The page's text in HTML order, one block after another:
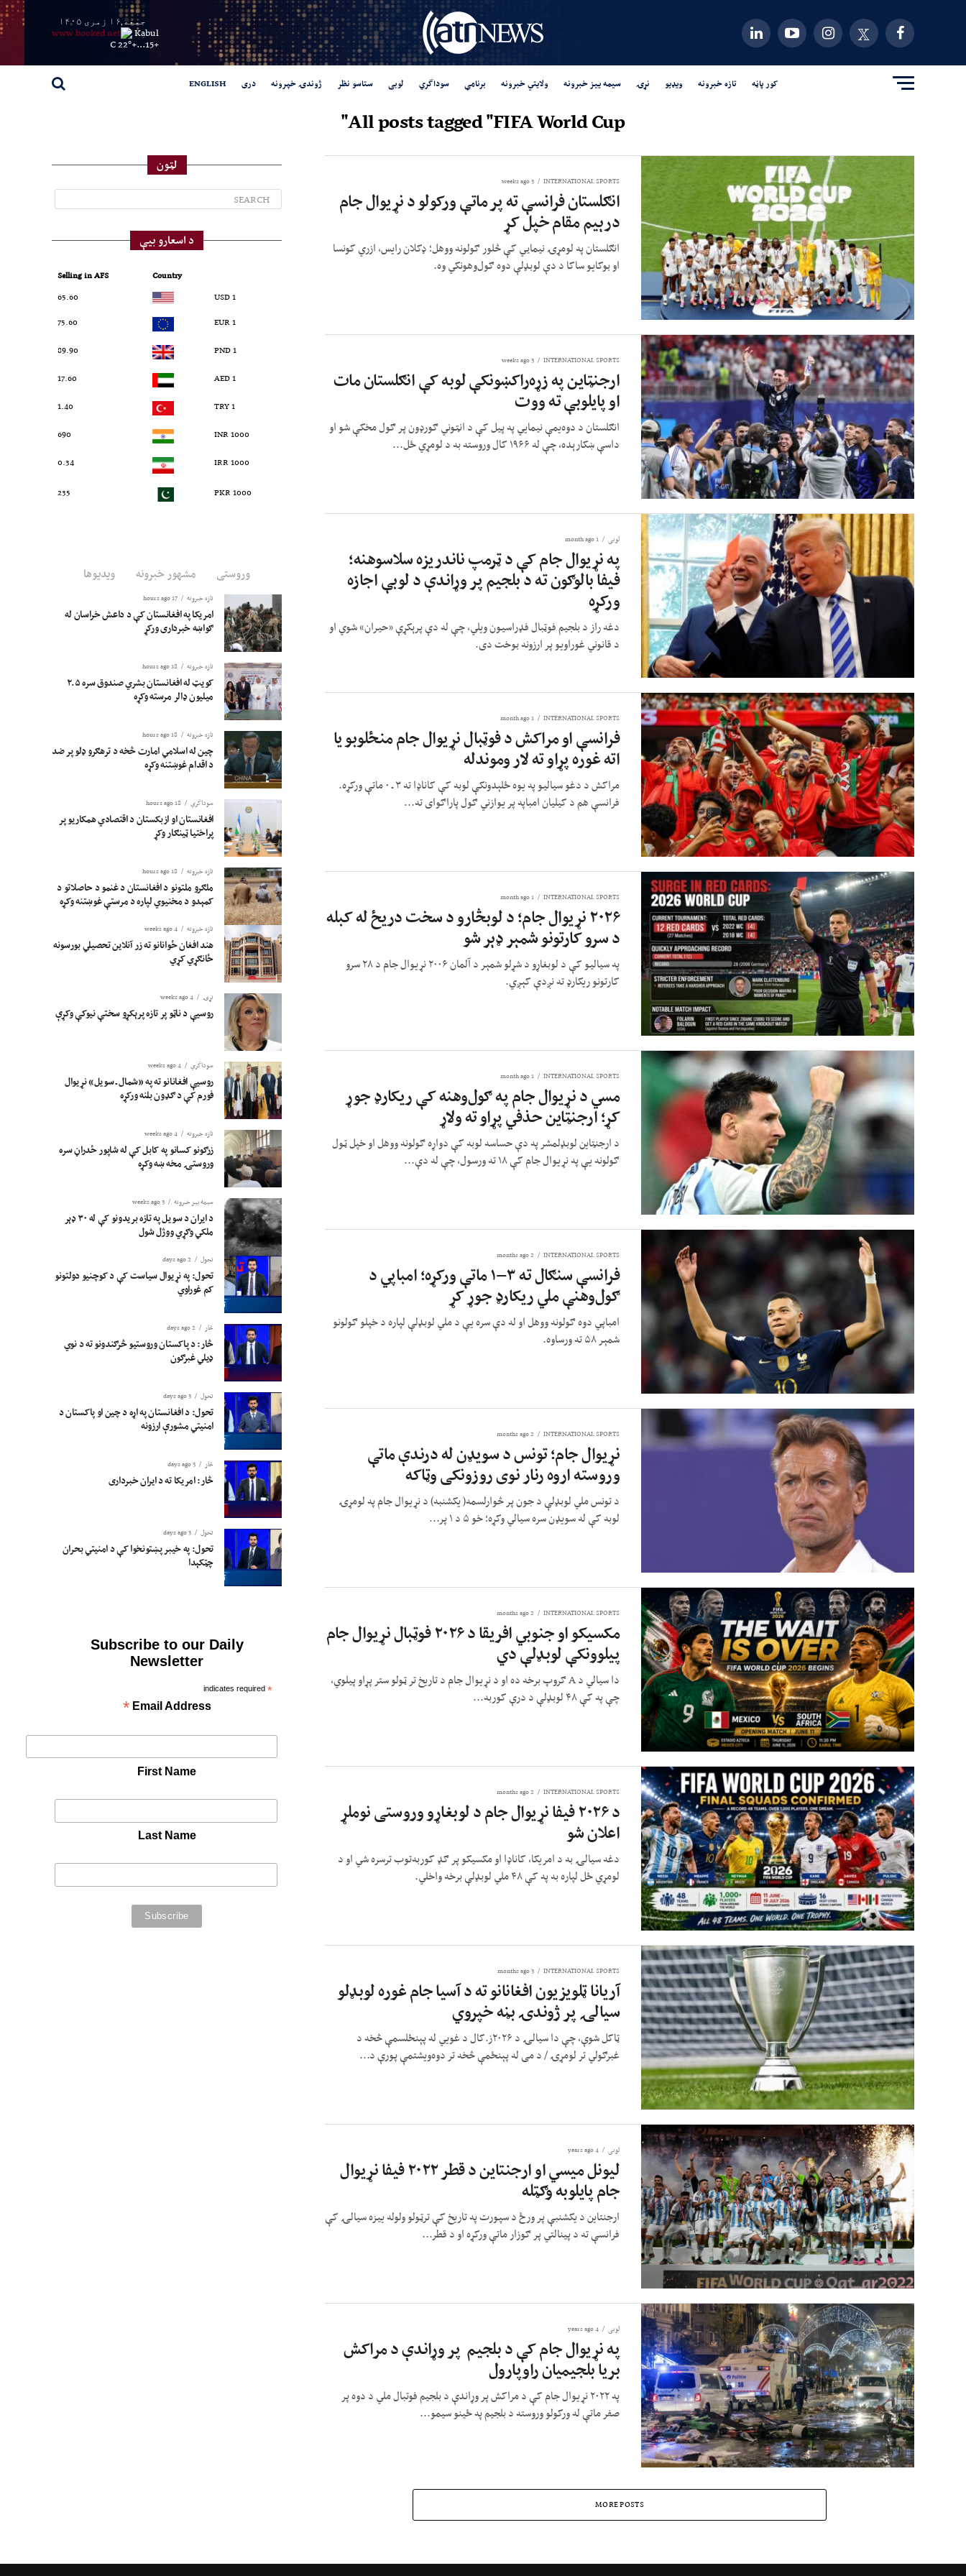
جمعه,۱۶ زمری ۱۴۰۵
Kabul
+
15...
+
22° C
کور پاڼه تازه خبرونه ویډیو نړۍ سیمه ییز خبرونه ولایتي خبرونه برنامې سوداگري لوبی ستاسو نظر ژوندۍ خپرونه دری ENGLISH
All posts tagged "FIFA World Cup"
INTERNATIONAL SPORTS
3 weeks ago
انګلستان فرانسې ته پر ماتې ورکولو د نړیوال جام
درېیم مقام خپل کړ
انګلستان په لومړۍ نیمايي کې څلور ګولونه ووهل؛ ډکلان رایس، ازري کونسا
او بوکایو ساکا د دې لوبډلې دوه ګول‌وهونکي وه.
INTERNATIONAL SPORTS
3 weeks ago
ارجنټاین په زړه‌راکښونکې لوبه کې انګلستان مات
او پایلوبې ته ووت
انګلستان د دوه‌یمې نیمایي په پیل کې د انټوني ګورډون پر ګول مخکې شو او
داسې ښکارېده، چې له ۱۹۶۶ کال وروسته به د لومړي ځل...
لوبی 1 month ago
په نړیوال جام کې د ټرمپ ناندریزه سلاسوهنه؛
فیفا بالوګون ته د بلجیم پر وړاندې د لوبې اجازه
ورکړه
دغه راز د بلجیم فوټبال فډراسیون ویلي، چې له دې پرېکړې «حیران» شوي او
د قانوني غوراویو پر ارزونه بوخت دی.
INTERNATIONAL SPORTS
1 month ago
فرانسې او مراکش د فوټبال نړیوال جام منځلوبو یا
اته غوره پړاو ته لار وموندله
مراکش د دغو سیالیو په یوه ځلېدونکې لوبه کې کاناډا ته ۳ ـ ۰ ماتې ورکړه.
فرانسې هم د کیلیان امباپه پر یوازني ګول پاراګوای ته...
INTERNATIONAL SPORTS
1 month ago
۲۰۲۶ نړیوال جام؛ د لوبڅارو د سخت دریځ له کبله
د سرو کارتونو شمېر ډېر شو
په سیالیو کې د لوبغاړو د شړلو شمېر د آلمان ۲۰۰۶ نړیوال جام د ۲۸ سرو
کارتونو ریکارډ ته نږدې کېږي.
INTERNATIONAL SPORTS
1 month ago
مسي د نړیوال جام په ګول‌وهنه کې ریکارډ جوړ
کړ؛ ارجنټاین حذفي پړاو ته ولاړ
د ارجنټاین لوبډلمشر په دې حساسه لوبه کې دواړه ګولونه ووهل او خپل ټول
ګولونه یې په نړیوال جام کې ۱۸ ته ورسول، چې له دې...
INTERNATIONAL SPORTS
2 months ago
فرانسې سنګال ته ۳–۱ ماتې ورکړه؛ امباپي د
ګول‌وهنې ملي ریکارډ جوړ کړ
امباپي دوه ګولونه ووهل او له دې سره یې د ملي لوبډلې لپاره د خپلو ګولونو
شمېر ۵۸ ته ورساوه.
INTERNATIONAL SPORTS
2 months ago
نړیوال جام؛ تونس د سویډن له درندې ماتې
وروسته اروه رنار نوی روزونکی وټاکه
د تونس ملي لوبډلې د جون پر څوارلسمه( یکشنبه) د نړیوال جام په لومړۍ
لوبه کې له سویډن سره سیالي وکړه؛ خو ۵ د ۱ پر...
INTERNATIONAL SPORTS
2 months ago
مکسیکو او جنوبي افریقا د ۲۰۲۶ فوټبال نړیوال جام
پیلوونکې لوبډلې دي
دا سیالي د A ګروپ برخه ده او د نړیوال جام د تاریخ تر ټولو ستر پړاو پیلوي،
چې په کې ۴۸ لوبډلې د درې کوربه...
INTERNATIONAL SPORTS
2 months ago
د ۲۰۲۶ فیفا نړیوال جام د لوبغاړو وروستی نوملړ
اعلان شو
دغه سیالۍ به د امریکا، کاناډا او مکسیکو پر ګډ کوربه‌توب ترسره شي او د
لومړي ځل لپاره به په کې ۴۸ ملي لوبډلې برخه واخلي.
INTERNATIONAL SPORTS
3 months ago
آریانا ټلویزيون افغانانو ته د آسیا جام غوره لوبډلو
سیالۍ پر ژوندۍ بڼه خپروي
ټاکل شوې، چې دا سیالۍ د ۲۰۲۶ز.کال د غویي له پېنځلسمې څخه د
غبرګولي تر لومړۍ / د می له پېنځمې څخه تر دوه‌ویشتمې پورې د...
لوبی 4 years ago
لیونل میسي او ارجنتاین د قطر ۲۰۲۲ فیفا نړیوال
جام پایلوبه وګټله
ارجنتاین د یکشنبې پر ورځ د سپورت په تاریخ کې ترټولو ولوله ییزه سیالۍ کې
فرانسې ته د پینالتي پر ګوزار ماتې ورکړه او د قطر...
لوبی 4 years ago
په نړیوال جام کې د بلجیم پر وړاندې د مراکش
بریا بلجیمیان راوپارول
په ۲۰۲۲ نړیوال جام کې د مراکش پر وړاندې د بلجیم فوتبال ملي د دوه پر
صفر ماتې له ورکولو وروسته د بلجیم په ځینو سیمو...
MORE POSTS
لټون
د اسعارو بیې
Country
Selling in AFS
1 USD
65.60
1 EUR
75.60
1 PND
89.90
1 AED
17.60
1 TRY
1.40
1000 INR
690
1000 IRR
0.34
1000 PKR
235
وروستی مشهور خبرونه ویدیوها
تازه خبرونه 17 hours ago
امریکا په افغانستان کې د داعش خراسان له
ګواښه خبرداری ورکړ
تازه خبرونه 18 hours ago
کویټ له افغانستان بشري صندوق سره ۲.۵
میلیون ډالر مرسته وکړه
تازه خبرونه 18 hours ago
چین له اسلامي امارت څخه د ترهګرو ډلو پر ضد
د اقدام غوښتنه وکړه
سوداگري 18 hours ago
افغانستان او ازبکستان د اقتصادي همکاریو پر
پراختیا ټینګار وکړ
تازه خبرونه 18 hours ago
ملګرو ملتونو د افغانستان د غنمو د حاصلاتو د
کمېدو د مخنیوي لپاره د مرستې غوښتنه وکړه
تازه خبرونه 4 weeks ago
هند افغان ځوانانو ته زر آنلاین تحصیلي بورسونه
ځانګړي کړي
نړۍ 4 weeks ago
روسیې د ناټو پر تازه پرېکړو سختې نیوکې وکړې
سوداگري 4 weeks ago
روسیې افغانانو ته په «شمال ـ سویل» نړیوال
فورم کې د ګډون بلنه ورکړه
تازه خبرونه 4 weeks ago
زرګونو کسانو په کابل کې له شاپور ځدراڼ سره
وروستۍ مخه ښه وکړه
سیمه ییز خبرونه 3 weeks ago
د ایران د سویل په تازه بریدونو کې له ۳۰ ډېر
ملکي وګړي ووژل شول
تحول 2 days ago
تحول: په نړیوال سیاست کې د کوچنیو دولتونو
کم غوراوي
څار 2 days ago
څار: د پاکستان وروستیو څرګندونو ته د نوي
ډیلي غبرګون
تحول 3 days ago
تحول: د افغانستان په اړه د چین او پاکستان د
امنیتي مشورې ارزونه
څار 3 days ago
څار: امریکا ته د ایران خبرداری
تحول 3 days ago
تحول: په خیبر پښتونخوا کې د امنیتي بحران
چټکېدا
Subscribe to our Daily
Newsletter
*
indicates required
Email Address
*
First Name
Last Name